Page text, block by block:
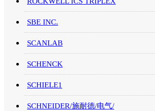
SBE INC.
SCANLAB
SCHENCK
SCHIELE1
SCHNEIDER/施耐德/电气/